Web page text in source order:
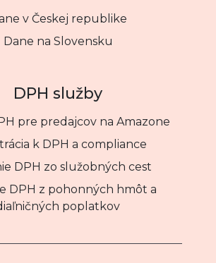
v Českej republike
Dane na Slovensku
DPH služby
pre predajcov na Amazone
k DPH a compliance
DPH zo služobných cest
DPH z pohonných hmôt a
poplatkov